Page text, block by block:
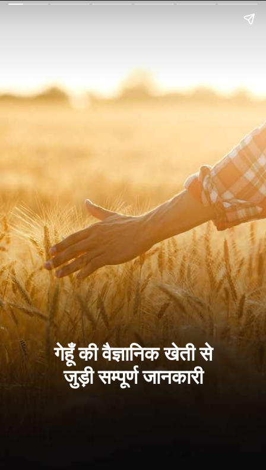
गेहूँ की वैज्ञानिक खेती से
जुड़ी सम्पूर्ण जानकारी